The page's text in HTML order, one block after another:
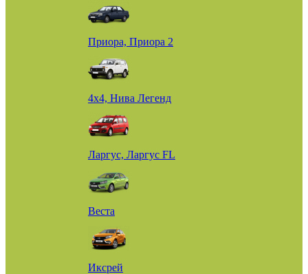
Приора, Приора 2
4х4, Нива Легенд
Ларгус, Ларгус FL
Веста
Иксрей